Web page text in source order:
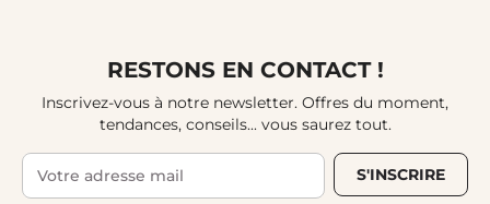
RESTONS EN CONTACT !
Inscrivez-vous à notre newsletter. Offres du moment,
tendances, conseils... vous saurez tout.
S'INSCRIRE